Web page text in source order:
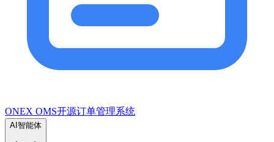
ONEX OMS开源订单管理系统
AI智能体